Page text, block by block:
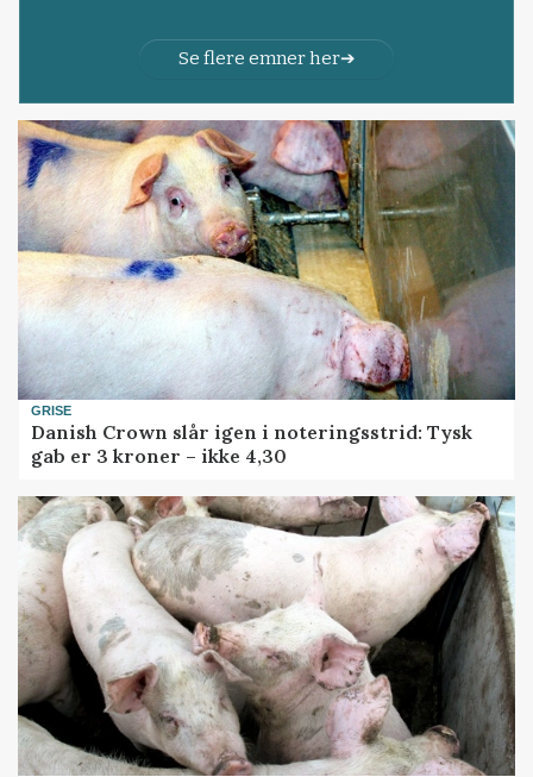
Se flere emner her
GRISE
Danish Crown slår igen i noteringsstrid: Tysk
gab er 3 kroner – ikke 4,30